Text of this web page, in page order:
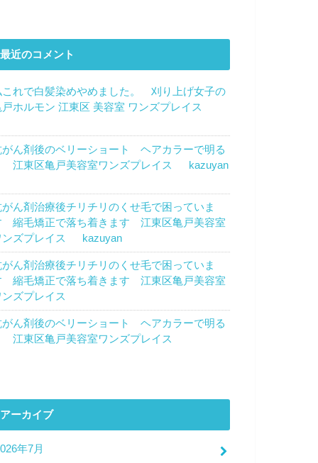
最近のコメント
これで白髪染めやめました。 刈り上げ女子の
戸ホルモン 江東区 美容室 ワンズプレイス
がん剤後のベリーショート ヘアカラーで明る
江東区亀戸美容室ワンズプレイス
kazuyan
がん剤治療後チリチリのくせ毛で困っていま
縮毛矯正で落ち着きます 江東区亀戸美容室
ンズプレイス
kazuyan
がん剤治療後チリチリのくせ毛で困っていま
縮毛矯正で落ち着きます 江東区亀戸美容室
ンズプレイス
がん剤後のベリーショート ヘアカラーで明る
江東区亀戸美容室ワンズプレイス
アーカイブ
年7月